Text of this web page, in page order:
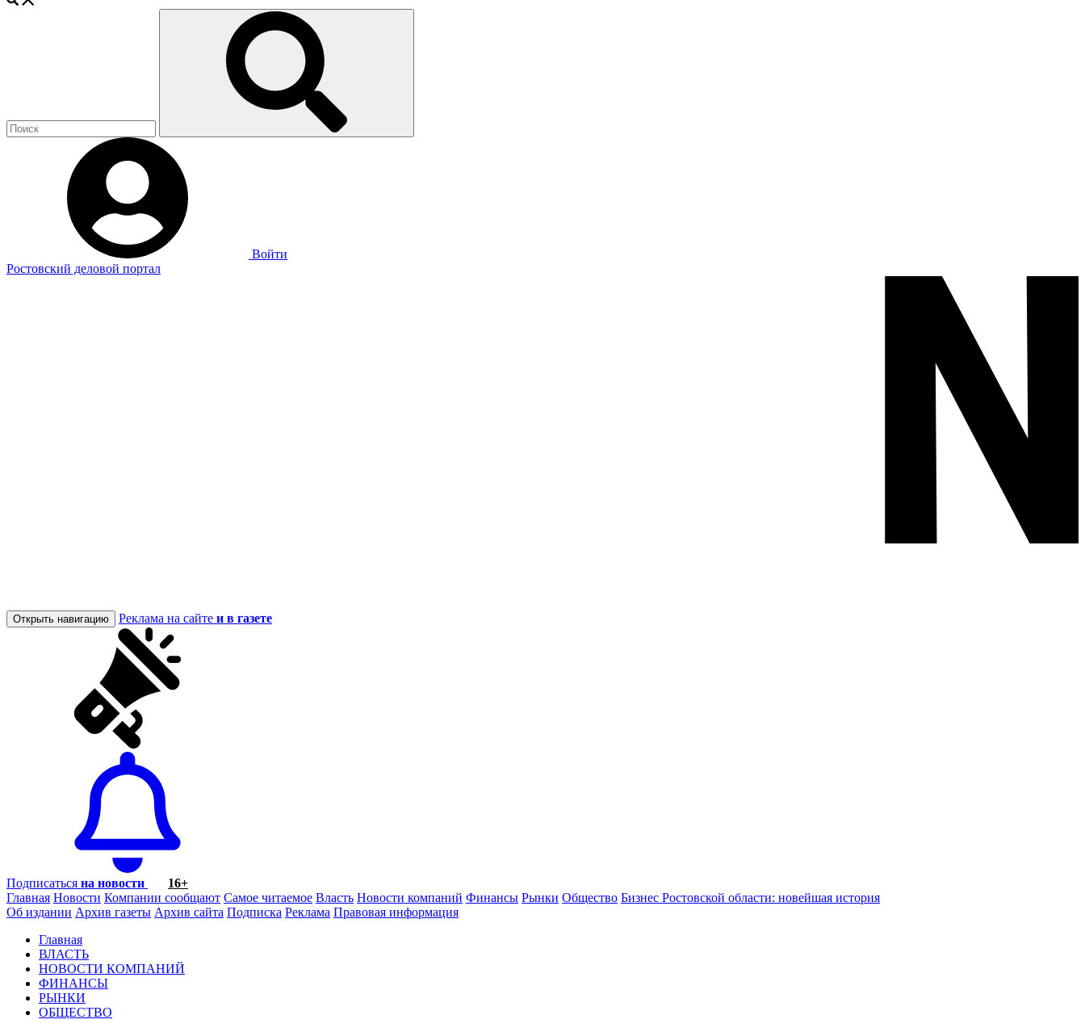
Войти
Ростовский деловой портал
Открыть навигацию Реклама на сайте и в газете
Подписаться на новости
16+
Главная Новости Компании сообщают Самое читаемое Власть Новости компаний Финансы Рынки Общество Бизнес Ростовской области: новейшая история
Об издании Архив газеты Архив сайта Подписка Реклама Правовая информация
Главная
ВЛАСТЬ
НОВОСТИ КОМПАНИЙ
ФИНАНСЫ
РЫНКИ
ОБЩЕСТВО